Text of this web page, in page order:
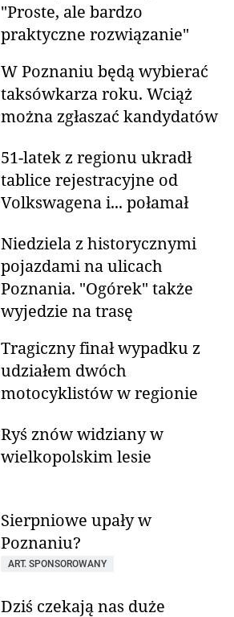
"Proste, ale bardzo
praktyczne rozwiązanie"
W Poznaniu będą wybierać
taksówkarza roku. Wciąż
można zgłaszać kandydatów
51-latek z regionu ukradł
tablice rejestracyjne od
Volkswagena i... połamał
Niedziela z historycznymi
pojazdami na ulicach
Poznania. "Ogórek" także
wyjedzie na trasę
Tragiczny finał wypadku z
udziałem dwóch
motocyklistów w regionie
Ryś znów widziany w
wielkopolskim lesie
Sierpniowe upały w
Poznaniu?
ART. SPONSOROWANY
Dziś czekają nas duże